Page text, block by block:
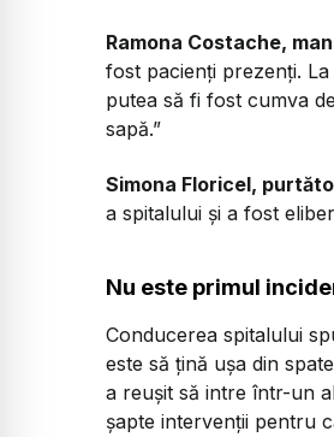
Ramona Costache,
fost pacienți prezenți.
putea să fi fost cumva
sapă.”
Simona Floricel,
a spitalului și a fost
Nu este primul
Conducerea spitalului
este să țină ușa din
a reușit să intre într-un
șapte intervenții pentru